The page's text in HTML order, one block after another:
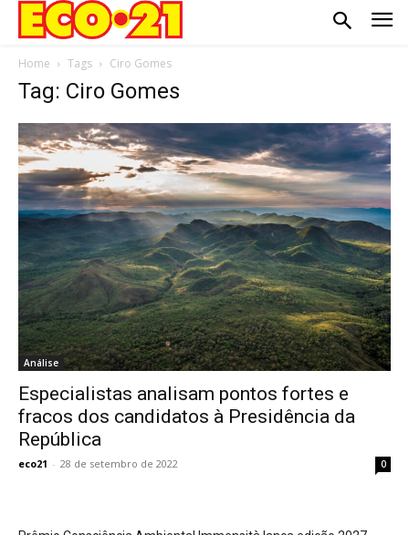
Home Tags Ciro Gomes
Tag: Ciro Gomes
Análise
Especialistas analisam pontos fortes e
fracos dos candidatos à Presidência da
República
eco21 - 28 de setembro de 2022 0